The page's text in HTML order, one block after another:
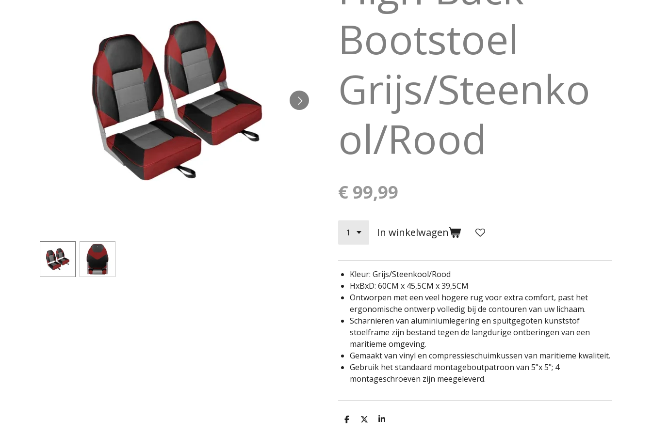
Bootstoel
Grijs/Steenko
ol/Rood
€ 99,99
In winkelwagen
Kleur: Grijs/Steenkool/Rood
HxBxD: 60CM x 45,5CM x 39,5CM
Ontworpen met een veel hogere rug voor extra comfort, past het
ergonomische ontwerp volledig bij de contouren van uw lichaam.
Scharnieren van aluminiumlegering en spuitgegoten kunststof
stoelframe zijn bestand tegen de langdurige ontberingen van een
maritieme omgeving.
Gemaakt van vinyl en compressieschuimkussen van maritieme kwaliteit.
Gebruik het standaard montageboutpatroon van 5"x 5"; 4
montageschroeven zijn meegeleverd.
D
D
S